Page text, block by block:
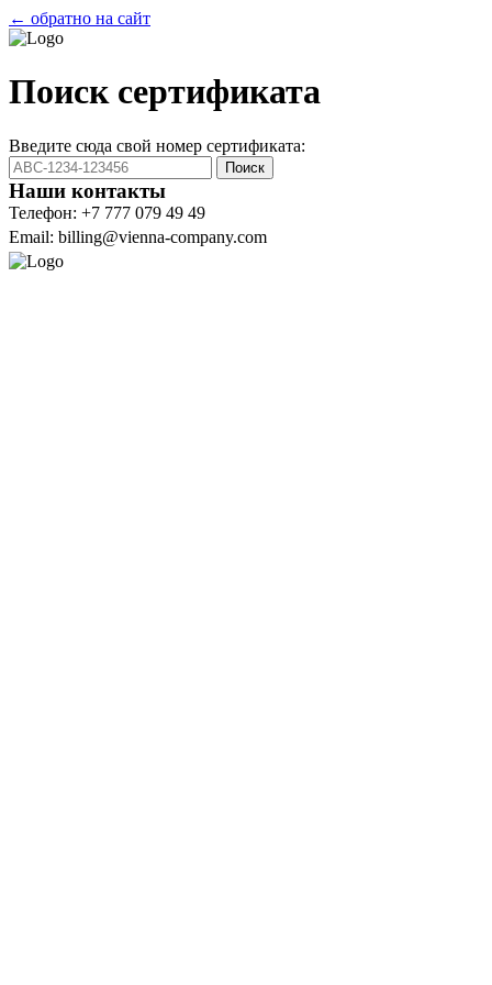
← обратно на сайт
Поиск сертификата
Введите сюда свой номер сертификата:
Поиск
Наши контакты
Телефон: +7 777 079 49 49
Email: billing@vienna-company.com